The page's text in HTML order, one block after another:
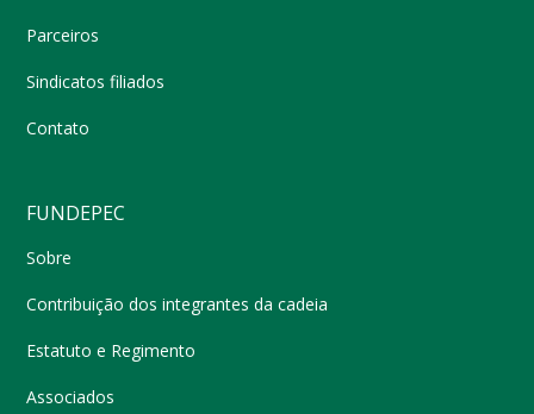
Parceiros
Sindicatos filiados
Contato
FUNDEPEC
Sobre
Contribuição dos integrantes da cadeia
Estatuto e Regimento
Associados